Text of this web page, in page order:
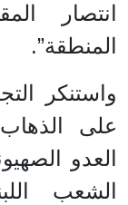
انتصار
المنطقة”.
واستنكر
على
العدو
الشعب